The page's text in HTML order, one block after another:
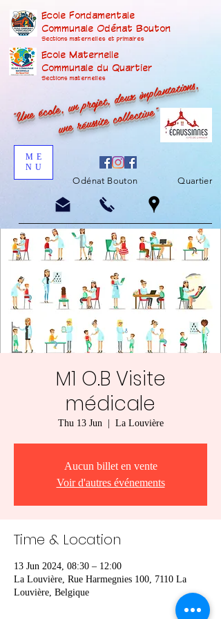
Ecole Fondamentale
Communale Odénat Bouton
Sections maternelles et primaires
Ecole Maternelle
Communale du Quartier
Sections maternelles
"Une école, un projet, deux implantations,
une réussite collective"
ME
NU
Odénat Bouton Quartier
M1 O.B Visite
médicale
Thu 13 Jun
  |
La Louvière
Aucun billet en vente
Voir d'autres événements
Time & Location
13 Jun 2024, 08:30 – 12:00
La Louvière, Rue Harmegnies 100, 7110 La
Louvière, Belgique